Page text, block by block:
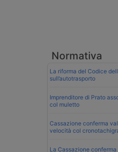
Normativa
La riforma del Codice
sull’autotrasporto
Imprenditore di Prato
col muletto
Cassazione conferma
velocità col
La Cassazione